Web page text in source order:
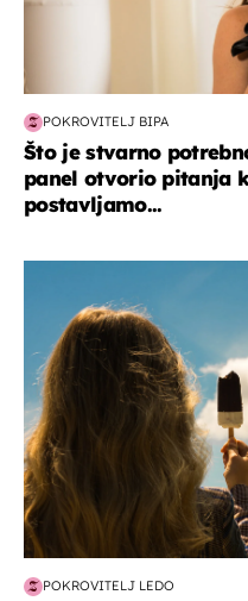
POKROVITELJ BIPA
Što je stvarno
panel otvorio pitanja
postavljamo...
POKROVITELJ LEDO